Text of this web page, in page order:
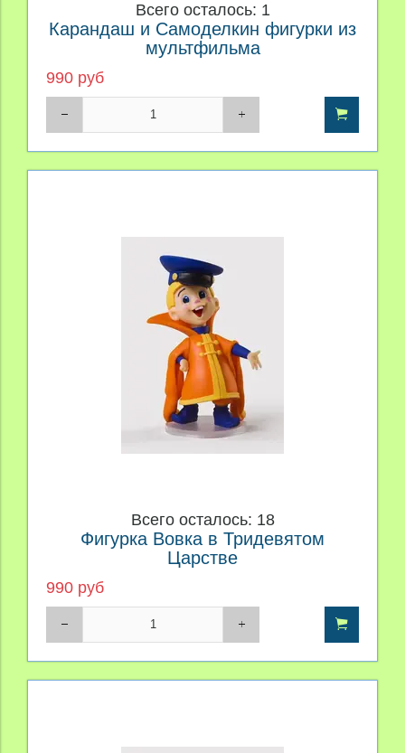
Всего осталось: 1
Карандаш и Самоделкин фигурки из
мультфильма
990 руб
Всего осталось: 18
Фигурка Вовка в Тридевятом
Царстве
990 руб